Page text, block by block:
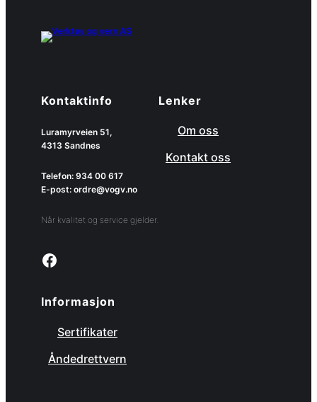
Kontaktinfo
Luramyrveien 51,
4313 Sandnes
Telefon: 934 00 617
E-post: ordre@vogv.no
Når kvalitet og service gjelder.
Link to facebook page
Lenker
Om oss
Kontakt oss
Informasjon
Sertifikater
Åndedrettvern